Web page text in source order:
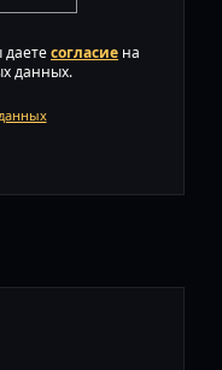
даетесогласие на
данных.